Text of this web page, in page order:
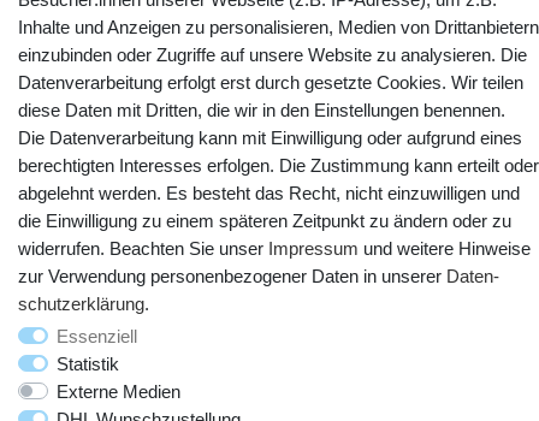
YouTube Instagram
© Copyright 2025 webtotrade GmbH. Alle Rechte vorbehalten.
Inhalte und Anzeigen zu personalisieren, Medien von Drittanbietern
einzubinden oder Zugriffe auf unsere Website zu analysieren. Die
Datenverarbeitung erfolgt erst durch gesetzte Cookies. Wir teilen
diese Daten mit Dritten, die wir in den Einstellungen benennen.
Die Datenverarbeitung kann mit Einwilligung oder aufgrund eines
berechtigten Interesses erfolgen. Die Zustimmung kann erteilt oder
abgelehnt werden. Es besteht das Recht, nicht einzuwilligen und
die Einwilligung zu einem späteren Zeitpunkt zu ändern oder zu
widerrufen. Beachten Sie unser Impressum und weitere Hinweise
zur Verwendung personenbezogener Daten in unserer Daten­
schutz­erklärung.
Essenziell
Statistik
Externe Medien